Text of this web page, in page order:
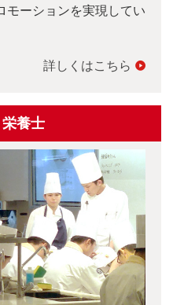
モーションを実現してい
詳しくはこちら
養士